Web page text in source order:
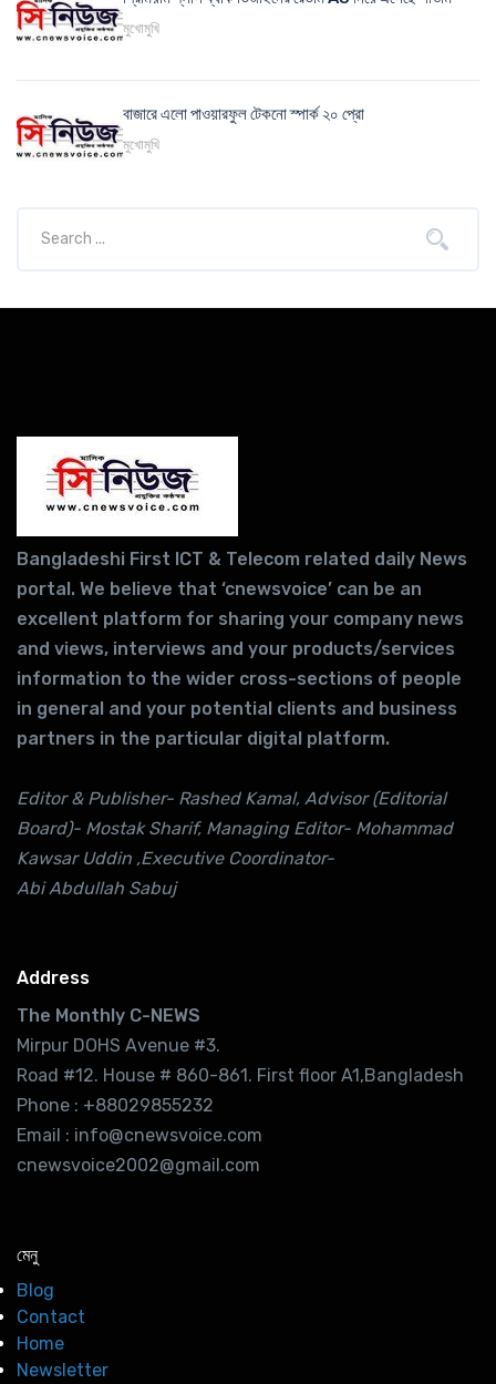
মুখোমুখি
বাজারে এলো পাওয়ারফুল টেকনো স্পার্ক ২০ প্রো
মুখোমুখি
Bangladeshi First ICT & Telecom related daily News
portal. We believe that ‘cnewsvoice’ can be an
excellent platform for sharing your company news
and views, interviews and your products/services
information to the wider cross-sections of people
in general and your potential clients and business
partners in the particular digital platform.
Editor & Publisher- Rashed Kamal, Advisor (Editorial
Board)- Mostak Sharif, Managing Editor- Mohammad
Kawsar Uddin ,Executive Coordinator-
Abi Abdullah Sabuj
Address
The Monthly C-NEWS
Mirpur DOHS Avenue #3.
Road #12. House # 860-861. First floor A1,Bangladesh
Phone : +88029855232
Email : info@cnewsvoice.com
cnewsvoice2002@gmail.com
মেনু
Blog
Contact
Home
Newsletter